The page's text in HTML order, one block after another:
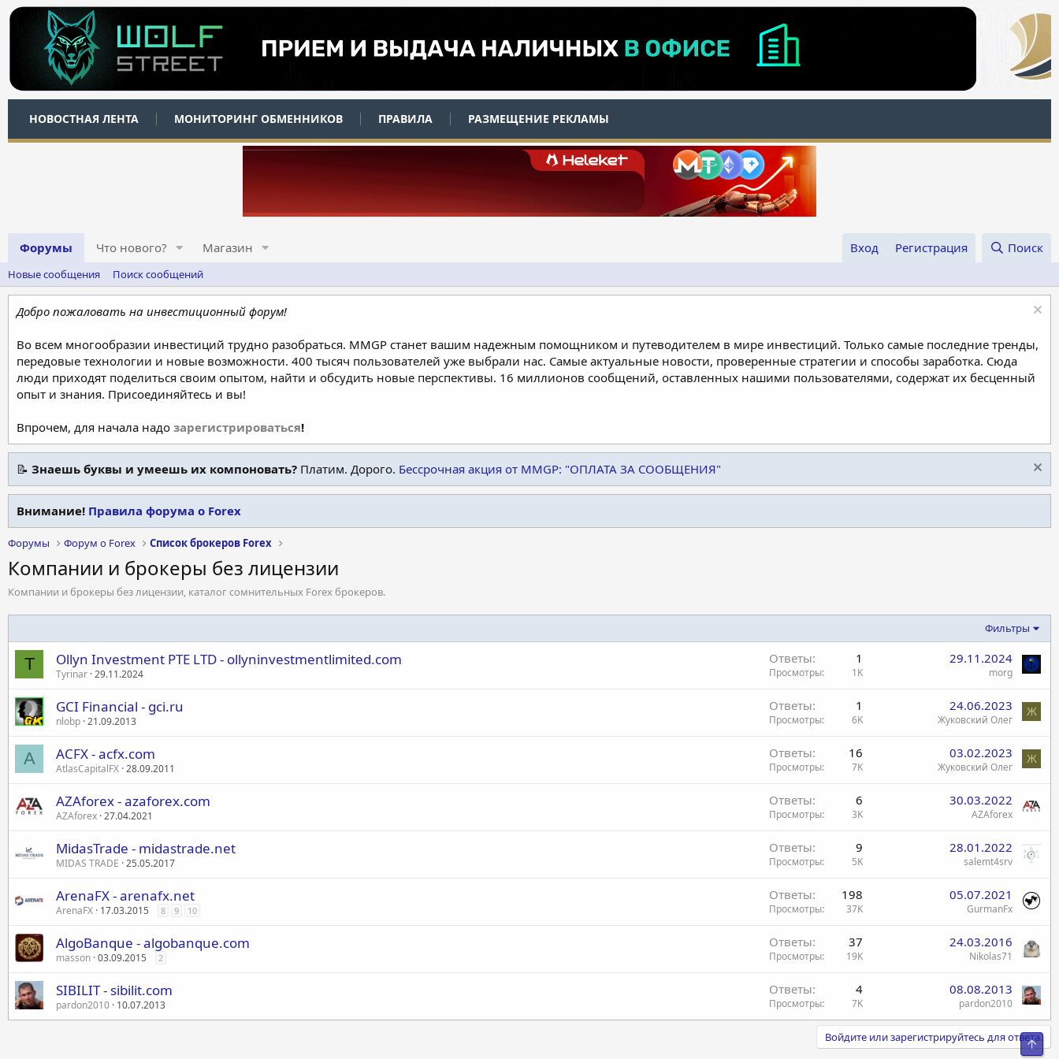
НОВОСТНАЯ ЛЕНТА МОНИТОРИНГ ОБМЕННИКОВ ПРАВИЛА РАЗМЕЩЕНИЕ РЕКЛАМЫ
Форумы Что нового? Магазин Вход Регистрация Поиск
Новые сообщения Поиск сообщений
Добро пожаловать на инвестиционный форум!
Во всем многообразии инвестиций трудно разобраться. MMGP станет вашим надежным помощником и путеводителем в мире инвестиций. Только самые последние тренды,
передовые технологии и новые возможности. 400 тысяч пользователей уже выбрали нас. Самые актуальные новости, проверенные стратегии и способы заработка. Сюда
люди приходят поделиться своим опытом, найти и обсудить новые перспективы. 16 миллионов сообщений, оставленных нашими пользователями, содержат их бесценный
опыт и знания. Присоединяйтесь и вы!
Впрочем, для начала надо зарегистрироваться!
📝 Знаешь буквы и умеешь их компоновать? Платим. Дорого. Бессрочная акция от MMGP: "ОПЛАТА ЗА СООБЩЕНИЯ"
Внимание! Правила форума о Forex
Форумы Форум о Forex Список брокеров Forex
Компании и брокеры без лицензии
Компании и брокеры без лицензии, каталог сомнительных Forex брокеров.
Фильтры
T Ollyn Investment PTE LTD - ollyninvestmentlimited.com
Tyrinar 29.11.2024
Ответы 1
Просмотры 1K
29.11.2024
morg
GCI Financial - gci.ru
nlobp 21.09.2013
Ответы 1
Просмотры 6K
24.06.2023
Жуковский Олег
Ж
A ACFX - acfx.com
AtlasCapitalFX 28.09.2011
Ответы 16
Просмотры 7K
03.02.2023
Жуковский Олег
Ж
AZAforex - azaforex.com
AZAforex 27.04.2021
Ответы 6
Просмотры 3K
30.03.2022
AZAforex
MidasTrade - midastrade.net
MIDAS TRADE 25.05.2017
Ответы 9
Просмотры 5K
28.01.2022
salemt4srv
ArenaFX - arenafx.net
ArenaFX 17.03.2015 8 9 10
Ответы 198
Просмотры 37K
05.07.2021
GurmanFx
AlgoBanque - algobanque.com
masson 03.09.2015 2
Ответы 37
Просмотры 19K
24.03.2016
Nikolas71
SIBILIT - sibilit.com
pardon2010 10.07.2013
Ответы 4
Просмотры 7K
08.08.2013
pardon2010
Войдите или зарегистрируйтесь для ответа.